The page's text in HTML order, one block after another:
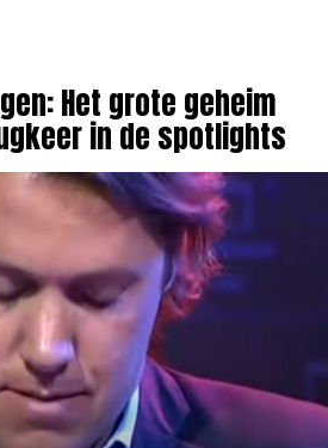
Het grote geheim
in de spotlights